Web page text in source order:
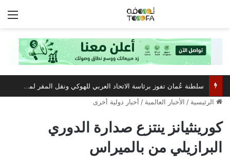
الرئيسية / الأخبار العالمية / أخبار دولية أخرى
كورينثيانز ينتزع صدارة الدوري
البرازيلي من بالميراس